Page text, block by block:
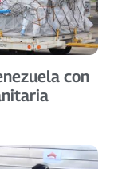
con